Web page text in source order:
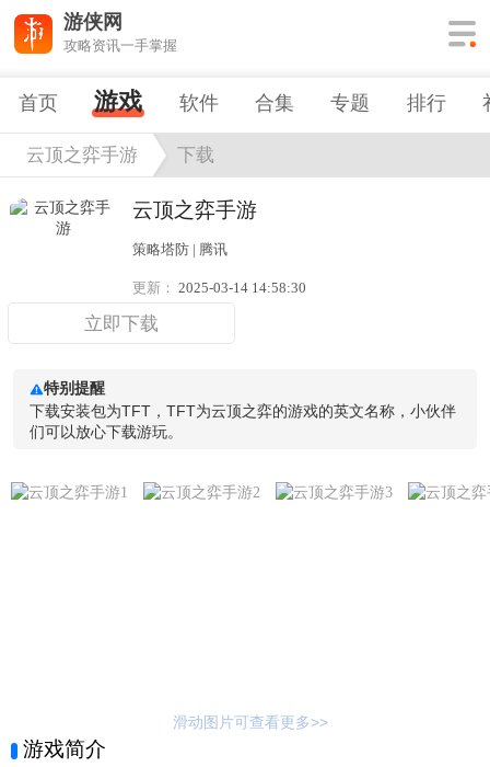
游侠网
攻略资讯一手掌握
首页 游戏 软件 合集 专题 排行
云顶之弈手游 下载
云顶之弈手游
策略塔防 | 腾讯
更新： 2025-03-14 14:58:30
立即下载
特别提醒
下载安装包为TFT，TFT为云顶之弈的游戏的英文名称，小伙伴
们可以放心下载游玩。
滑动图片可查看更多>>
游戏简介